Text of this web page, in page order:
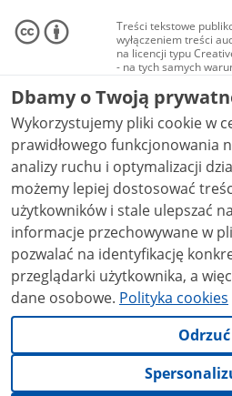
Treści tekstowe
wyłączeniem treści
na licencji typu
- na tych samych
Materiały
audio i wideo, są
Creative Commons:
niekomercyjne - bez
NC-ND 4.0), o ile nie
Dbamy o Twoją
Wykorzystujemy pliki cookie w
prawidłowego funkcjonowania
analizy ruchu i optymalizacji działania
możemy lepiej dostosować
użytkowników i stale ulepszać nasze
informacje przechowywane w
pozwalać na identyfikację
przeglądarki użytkownika, a
dane osobowe. Polityka cookies
Odrzuć